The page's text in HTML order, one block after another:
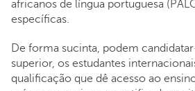
africanos de língua portuguesa
específicas.
De forma sucinta, podem
superior, os estudantes
qualificação que dê acesso ao